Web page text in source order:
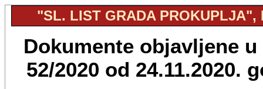
"SL. LIST GRADA PROKUPLJA",
Dokumente objavljene
52/2020 od 24.11.2020.